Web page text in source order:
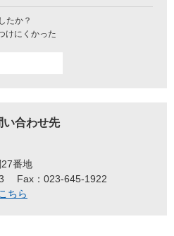
たか？
けにくかった
い合わせ先
番地
Fax：023-645-1922
ちら